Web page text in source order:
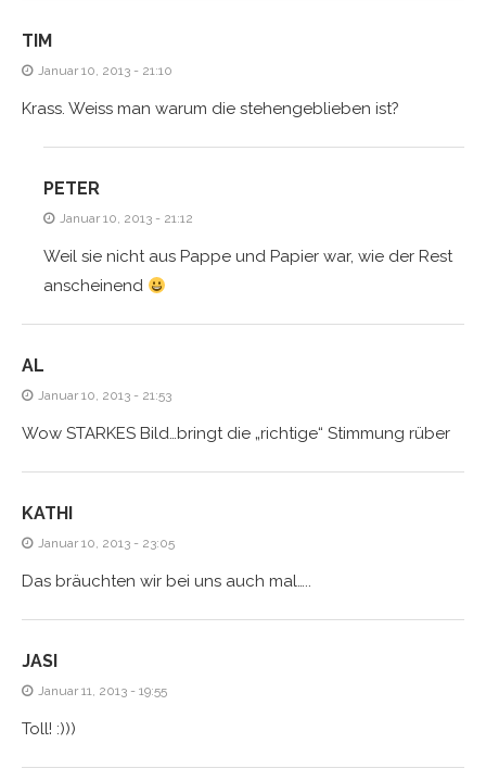
TIM
Januar 10, 2013 - 21:10
Krass. Weiss man warum die stehengeblieben ist?
PETER
Januar 10, 2013 - 21:12
Weil sie nicht aus Pappe und Papier war, wie der Rest
anscheinend
AL
Januar 10, 2013 - 21:53
Wow STARKES Bild…bringt die „richtige“ Stimmung rüber
KATHI
Januar 10, 2013 - 23:05
Das bräuchten wir bei uns auch mal…..
JASI
Januar 11, 2013 - 19:55
Toll! :)))